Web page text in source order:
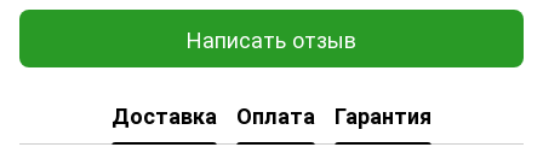
Написать отзыв
Доставка Оплата Гарантия